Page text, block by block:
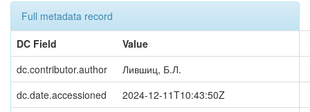
Full metadata record
DC Field
Value
dc.contributor.author
Лившиц, Б.Л.
dc.date.accessioned
2024-12-11T10:43:50Z